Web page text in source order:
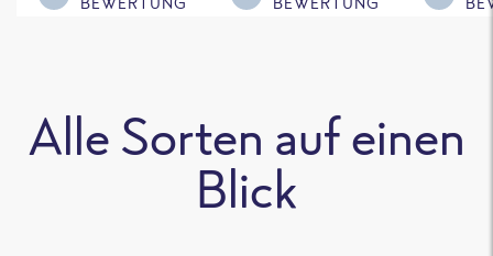
was
Alle Sorten auf einen
Blick